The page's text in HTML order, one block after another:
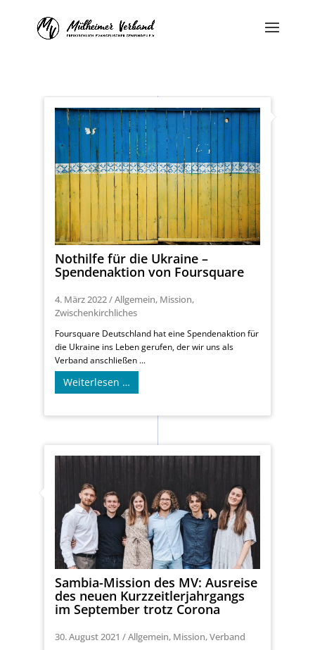
Nothilfe für die Ukraine –
Spendenaktion von Foursquare
4. März 2022/Allgemein, Mission,
Zwischenkirchliches
Foursquare Deutschland hat eine Spendenaktion für
die Ukraine ins Leben gerufen, der wir uns als
Verband anschließen ...
Weiterlesen …
Sambia-Mission des MV: Ausreise
des neuen Kurzzeitlerjahrgangs
im September trotz Corona
30. August 2021 /Allgemein, Mission,Verband